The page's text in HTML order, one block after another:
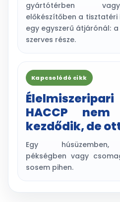
gyártótérben
előkészítőben a
egy egyszerű átjárónál:
szerves része.
Kapcsolódó cikk
HACCP
kezdődik, de
Egy húsüzemben,
pékségben vagy
sosem pihen.